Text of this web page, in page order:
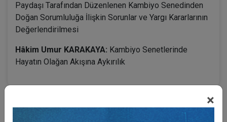
×
Paydaşı Tarafından Düzenlenen Kambiyo Senedinden
Doğan Sorumluluğa İlişkin Sorunlar ve Yargı Kararlarının
Değerlendirilmesi
Hâkim Umur KARAKAYA: Kambiyo Senetlerinde
Hayatın Olağan Akışına Aykırılık